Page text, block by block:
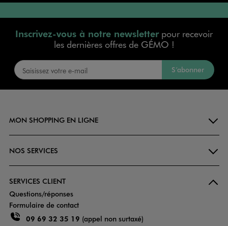
Inscrivez-vous à notre newsletterpour recevoir
les dernières offres de GÉMO !
S’abonner
MON SHOPPING EN LIGNE
NOS SERVICES
SERVICES CLIENT
Questions/réponses
Formulaire de contact
09 69 32 35 19 (appel non surtaxé)